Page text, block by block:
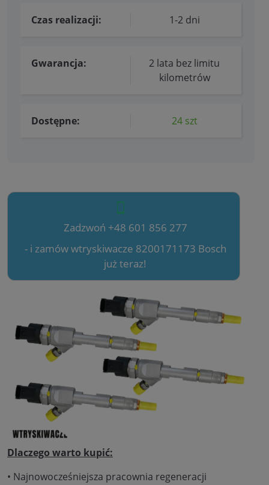
Czas realizacji: 1-2 dni
Gwarancja:
2 lata bez limitu
kilometrów
Dostępne: 24 szt
Zadzwoń +48 601 856 277
- i zamów wtryskiwacze 8200171173 Bosch
już teraz!
Dlaczego warto kupić:
• Najnowocześniejsza pracownia regeneracji